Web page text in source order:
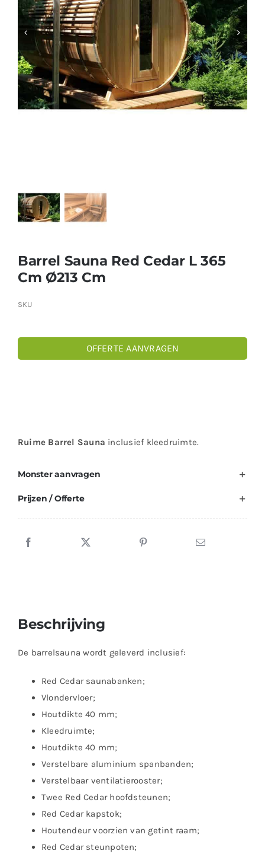
Contact
Offerte aanvragen
Barrel Sauna Red Cedar L 365
Cm Ø213 Cm
SKU
OFFERTE AANVRAGEN
Ruime Barrel Sauna inclusief kleedruimte.
Monster aanvragen
Prijzen / Offerte
Beschrijving
De barrelsauna wordt geleverd inclusief:
Red Cedar saunabanken;
Vlondervloer;
Houtdikte 40 mm;
Kleedruimte;
Houtdikte 40 mm;
Verstelbare aluminium spanbanden;
Verstelbaar ventilatierooster;
Twee Red Cedar hoofdsteunen;
Red Cedar kapstok;
Houtendeur voorzien van getint raam;
Red Cedar steunpoten;